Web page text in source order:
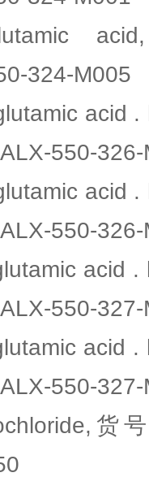
324-M005
acid
550-
acid
550-
acid
550-
acid
550-
货